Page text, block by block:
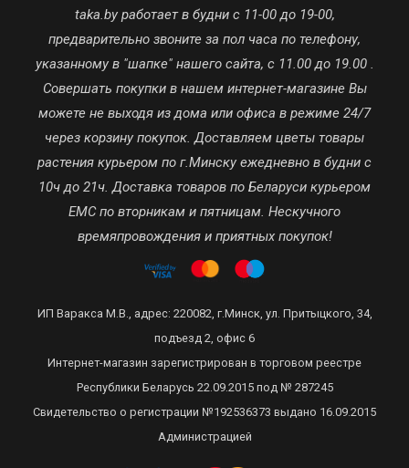
taka.by работает в будни с 11-00 до 19-00,
предварительно звоните за пол часа по телефону,
указанному в "шапке" нашего сайта, с 11.00 до 19.00 .
Совершать покупки в нашем интернет-магазине Вы
можете не выходя из дома или офиса в режиме 24/7
через корзину покупок. Доставляем цветы товары
растения курьером по г.Минску ежедневно в будни с
10ч до 21ч. Доставка товаров по Беларуси курьером
ЕМС по вторникам и пятницам. Нескучного
времяпровождения и приятных покупок!
ИП Варакса М.В., адрес: 220082, г.Минск, ул. Притыцкого, 34,
подъезд 2, офис 6
Интернет-магазин зарегистрирован в торговом реестре
Республики Беларусь 22.09.2015 под № 287245
Свидетельство о регистрации №192536373 выдано 16.09.2015
Администрацией